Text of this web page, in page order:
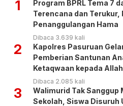
1
Program BPRL Tema 7
Terencana dan Terukur,
Penanggulangan Hama
Dibaca 3.639 kali
2
Kapolres Pasuruan
Pemberian Santunan
Ketaqwaan kepada Allah
Dibaca 2.085 kali
3
Walimurid Tak
Sekolah, Siswa Disuruh